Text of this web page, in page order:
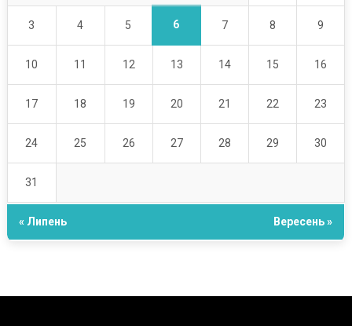
3 4 5 6 7 8 9
10 11 12 13 14 15 16
17 18 19 20 21 22 23
24 25 26 27 28 29 30
31
« Липень Вересень »